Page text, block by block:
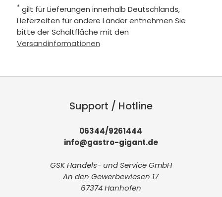
* gilt für Lieferungen innerhalb Deutschlands,
Lieferzeiten für andere Länder entnehmen Sie
bitte der Schaltfläche mit den
Versandinformationen
Support / Hotline
06344/9261444
info@gastro-gigant.de
GSK Handels- und Service GmbH
An den Gewerbewiesen 17
67374 Hanhofen